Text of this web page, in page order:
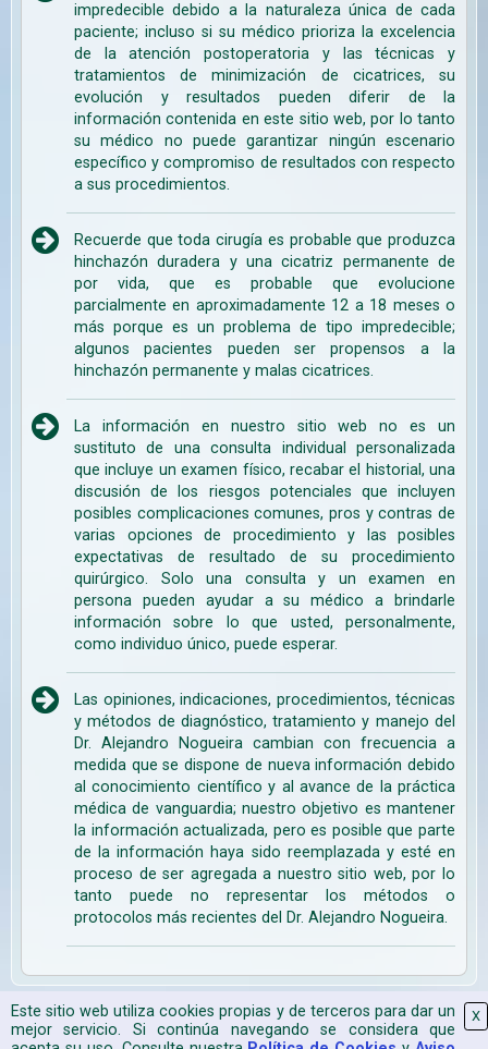
X
Este sitio web utiliza cookies propias y de terceros para dar un
mejor servicio. Si continúa navegando se considera que
impredecible debido a la naturaleza única de cada
paciente; incluso si su médico prioriza la excelencia
de la atención postoperatoria y las técnicas y
tratamientos de minimización de cicatrices, su
evolución y resultados pueden diferir de la
información contenida en este sitio web, por lo tanto
su médico no puede garantizar ningún escenario
específico y compromiso de resultados con respecto
a sus procedimientos.
Recuerde que toda cirugía es probable que produzca
hinchazón duradera y una cicatriz permanente de
por vida, que es probable que evolucione
parcialmente en aproximadamente 12 a 18 meses o
más porque es un problema de tipo impredecible;
algunos pacientes pueden ser propensos a la
hinchazón permanente y malas cicatrices.
La información en nuestro sitio web no es un
sustituto de una consulta individual personalizada
que incluye un examen físico, recabar el historial, una
discusión de los riesgos potenciales que incluyen
posibles complicaciones comunes, pros y contras de
varias opciones de procedimiento y las posibles
expectativas de resultado de su procedimiento
quirúrgico. Solo una consulta y un examen en
persona pueden ayudar a su médico a brindarle
información sobre lo que usted, personalmente,
como individuo único, puede esperar.
Las opiniones, indicaciones, procedimientos, técnicas
y métodos de diagnóstico, tratamiento y manejo del
Dr. Alejandro Nogueira cambian con frecuencia a
medida que se dispone de nueva información debido
al conocimiento científico y al avance de la práctica
médica de vanguardia; nuestro objetivo es mantener
la información actualizada, pero es posible que parte
de la información haya sido reemplazada y esté en
proceso de ser agregada a nuestro sitio web, por lo
tanto puede no representar los métodos o
protocolos más recientes del Dr. Alejandro Nogueira.
Mapa Web| Aviso Legal| Política de Cookies| 2026 CPyESAP